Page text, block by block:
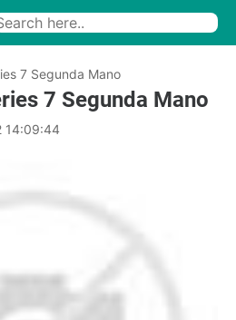
7 Segunda Mano
7 Segunda Mano
14:09:44